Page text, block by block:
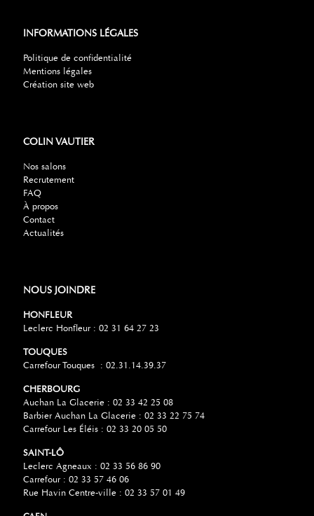
INFORMATIONS LÉGALES
Politique de confidentialité
Mentions légales
Création site web
COLIN VAUTIER
Nos salons
Recrutement
FAQ
À propos
Contact
Actualités
NOUS JOINDRE
HONFLEUR
Leclerc Honfleur : 02 31 64 27 23
TOUQUES
Carrefour Touques : 02.31.14.39.37
CHERBOURG
Auchan La Glacerie : 02 33 42 25 08
Barbier Auchan La Glacerie : 02 33 22 75 74
Carrefour Les Éléis : 02 33 20 05 50
SAINT-LÔ
Leclerc Agneaux : 02 33 56 86 90
Carrefour : 02 33 57 46 06
Rue Havin Centre-ville : 02 33 57 01 49